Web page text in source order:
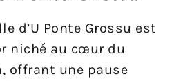
d’U Ponte Grossu est
niché au cœur du
offrant une pause